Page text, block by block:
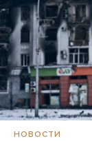
НОВОСТИ